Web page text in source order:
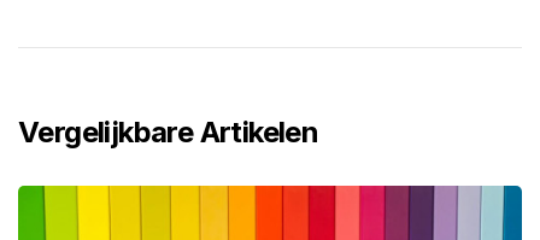
Vergelijkbare Artikelen